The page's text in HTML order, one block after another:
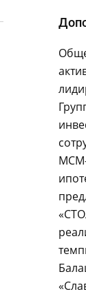
МСМ-